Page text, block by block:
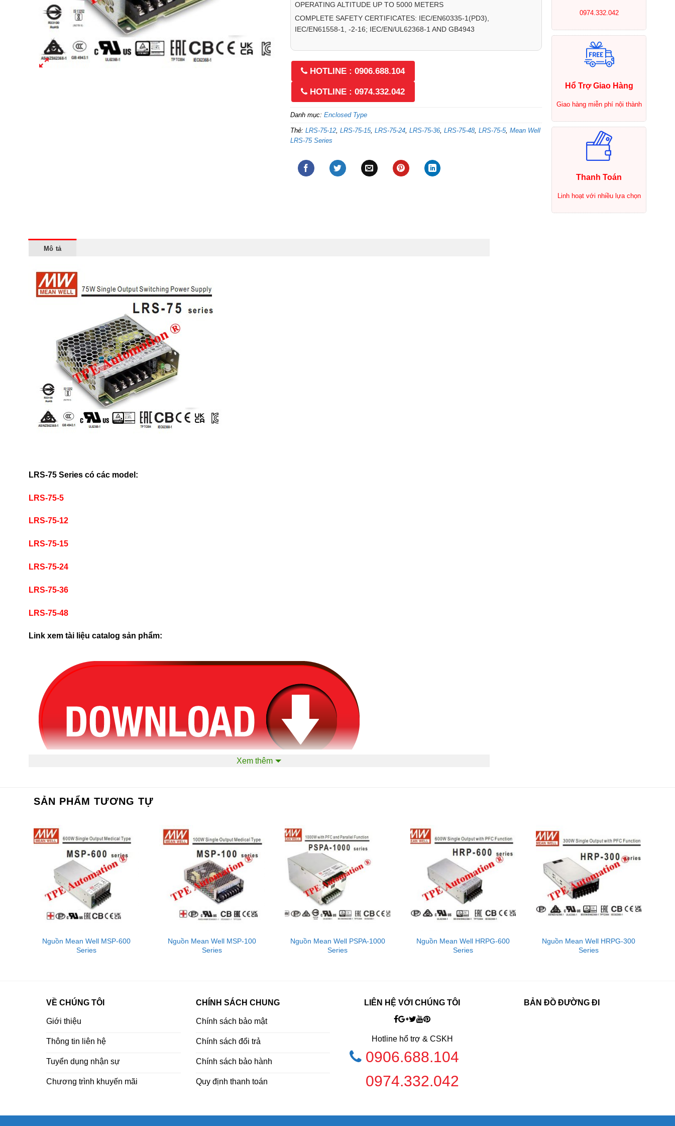
OPERATING ALTITUDE UP TO 5000 METERS
COMPLETE SAFETY CERTIFICATES: IEC/EN60335-1(PD3),
IEC/EN61558-1, -2-16; IEC/EN/UL62368-1 AND GB4943
HOTLINE : 0906.688.104
HOTLINE : 0974.332.042
Danh mục: Enclosed Type
Thẻ: LRS-75-12, LRS-75-15, LRS-75-24, LRS-75-36, LRS-75-48, LRS-75-5, Mean Well
LRS-75 Series
0974.332.042
Hổ Trợ Giao Hàng
Giao hàng miễn phí nội thành
Thanh Toán
Linh hoạt với nhiều lựa chọn
Mô tả
LRS-75 Series có các model:
LRS-75-5
LRS-75-12
LRS-75-15
LRS-75-24
LRS-75-36
LRS-75-48
Link xem tài liệu catalog sản phẩm:
Xem thêm
SẢN PHẨM TƯƠNG TỰ
Nguồn Mean Well MSP-600
Series
Nguồn Mean Well MSP-100
Series
Nguồn Mean Well PSPA-1000
Series
Nguồn Mean Well HRPG-600
Series
Nguồn Mean Well HRPG-300
Series
VỀ CHÚNG TÔI
Giới thiệu
Thông tin liên hệ
Tuyển dụng nhận sự
Chương trình khuyến mãi
CHÍNH SÁCH CHUNG
Chính sách bảo mật
Chính sách đổi trả
Chính sách bảo hành
Quy định thanh toán
LIÊN HỆ VỚI CHÚNG TÔI
Hotline hổ trợ & CSKH
0906.688.104
0974.332.042
BẢN ĐỒ ĐƯỜNG ĐI